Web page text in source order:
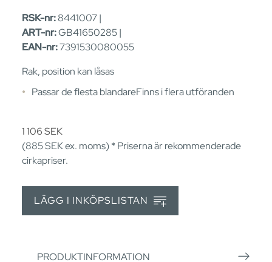
RSK-nr:8441007 |
ART-nr:GB41650285 |
EAN-nr:7391530080055
Rak, position kan låsas
Passar de flesta blandareFinns i flera utföranden
1 106SEK
(885SEKex. moms) * Priserna är rekommenderade
cirkapriser.
LÄGG I INKÖPSLISTAN
PRODUKTINFORMATION